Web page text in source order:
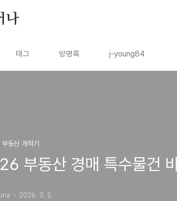
나
태그 방명록 j-young84
동산 개척기
부동산 경매 특수물건
2026. 3. 2.